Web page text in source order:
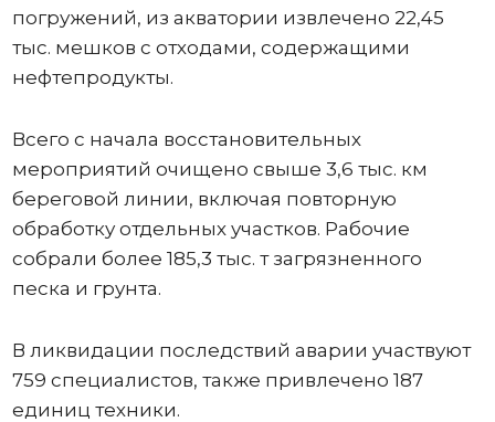
погружений, из акватории извлечено 22,45
тыс. мешков с отходами, содержащими
нефтепродукты.
Всего с начала восстановительных
мероприятий очищено свыше 3,6 тыс. км
береговой линии, включая повторную
обработку отдельных участков. Рабочие
собрали более 185,3 тыс. т загрязненного
песка и грунта.
В ликвидации последствий аварии участвуют
759 специалистов, также привлечено 187
единиц техники.